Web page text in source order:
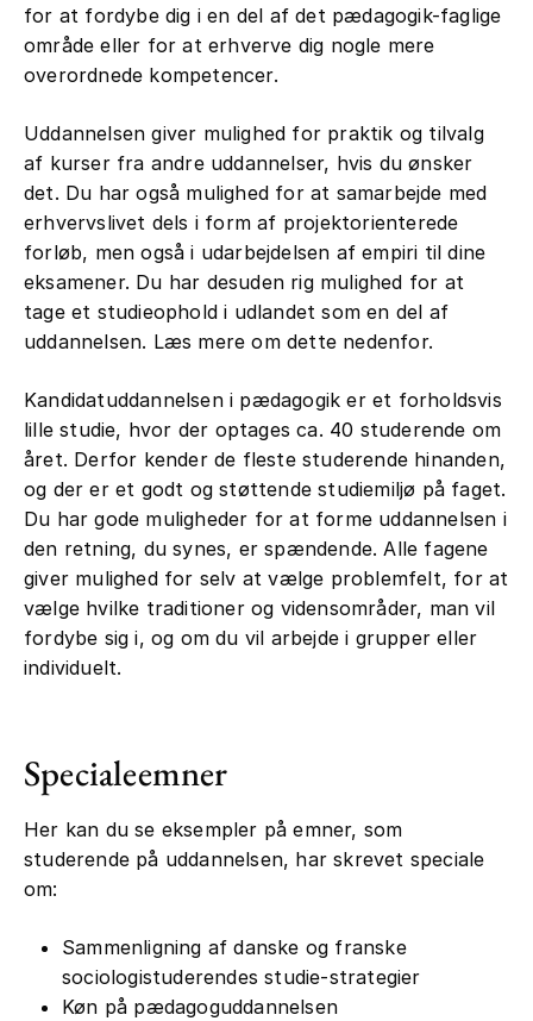
for at fordybe dig i en del af det pædagogik-faglige
område eller for at erhverve dig nogle mere
overordnede kompetencer.
Uddannelsen giver mulighed for praktik og tilvalg
af kurser fra andre uddannelser, hvis du ønsker
det. Du har også mulighed for at samarbejde med
erhvervslivet dels i form af projektorienterede
forløb, men også i udarbejdelsen af empiri til dine
eksamener. Du har desuden rig mulighed for at
tage et studieophold i udlandet som en del af
uddannelsen. Læs mere om dette nedenfor.
Kandidatuddannelsen i pædagogik er et forholdsvis
lille studie, hvor der optages ca. 40 studerende om
året. Derfor kender de fleste studerende hinanden,
og der er et godt og støttende studiemiljø på faget.
Du har gode muligheder for at forme uddannelsen i
den retning, du synes, er spændende. Alle fagene
giver mulighed for selv at vælge problemfelt, for at
vælge hvilke traditioner og vidensområder, man vil
fordybe sig i, og om du vil arbejde i grupper eller
individuelt.
Specialeemner
Her kan du se eksempler på emner, som
studerende på uddannelsen, har skrevet speciale
om:
Sammenligning af danske og franske
sociologistuderendes studie-strategier
Køn på pædagoguddannelsen